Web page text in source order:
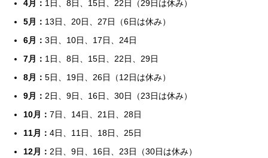
4月： 1日、8日、15日、22日（29日は休み）
5月： 13日、20日、27日（6日は休み）
6月： 3日、10日、17日、24日
7月： 1日、8日、15日、22日、29日
8月： 5日、19日、26日（12日は休み）
9月： 2日、9日、16日、30日（23日は休み）
10月： 7日、14日、21日、28日
11月： 4日、11日、18日、25日
12月： 2日、9日、16日、23日（30日は休み）